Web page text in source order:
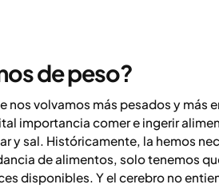
de peso?
nos volvamos más pesados y
importancia comer e ingerir
y sal. Históricamente, la hemos
de alimentos, solo tenemos
disponibles. Y el cerebro no